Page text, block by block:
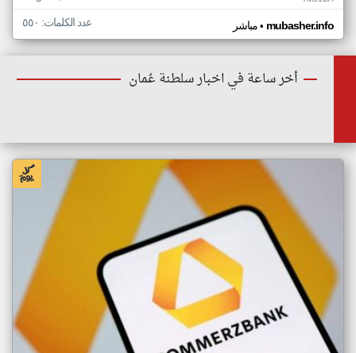
مباشر• mubasher.info عدد الكلمات: ٥٥٠
أخر ساعة في اخبار سلطنة عُمان